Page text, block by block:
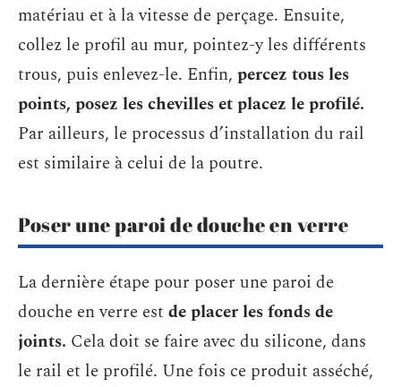
matériau et à la vitesse de perçage. Ensuite,
collez le profil au mur, pointez-y les différents
trous, puis enlevez-le. Enfin, percez tous les
points, posez les chevilles et placez le profilé.
Par ailleurs, le processus d’installation du rail
est similaire à celui de la poutre.
Poser une paroi de douche en verre
La dernière étape pour poser une paroi de
douche en verre est de placer les fonds de
joints. Cela doit se faire avec du silicone, dans
le rail et le profilé. Une fois ce produit asséché,